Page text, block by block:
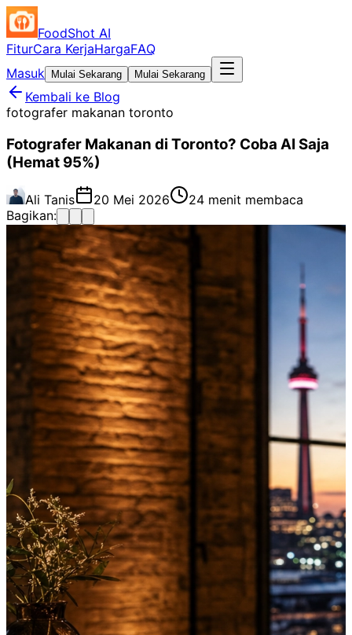
FoodShot AI
FiturCara KerjaHargaFAQ
Masuk
Mulai Sekarang Mulai Sekarang
Kembali ke Blog
fotografer makanan toronto
Fotografer Makanan di Toronto? Coba AI Saja
(Hemat 95%)
Ali Tanis 20 Mei 2026
24 menit membaca
Bagikan: